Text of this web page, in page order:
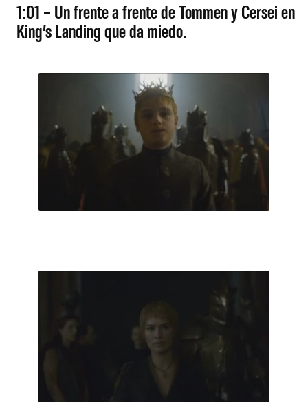
1:01 – Un frente a frente de Tommen y Cersei en
King’s Landing que da miedo.